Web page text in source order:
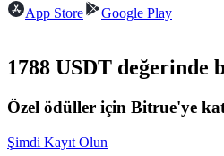
En iyi traderlarla güçlerinizi
App Store
Google Play
1788 USDT
Özel ödüller için Bitrue'ye
Şimdi Kayıt Olun